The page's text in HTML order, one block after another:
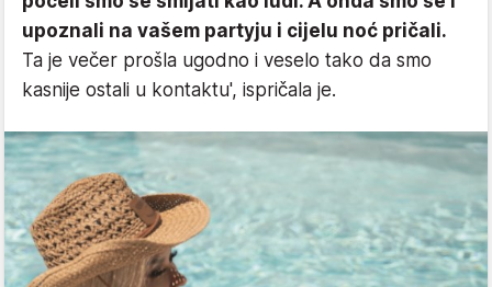
upoznali na vašem partyju i cijelu noć pričali.
Ta je večer prošla ugodno i veselo tako da smo
kasnije ostali u kontaktu', ispričala je.